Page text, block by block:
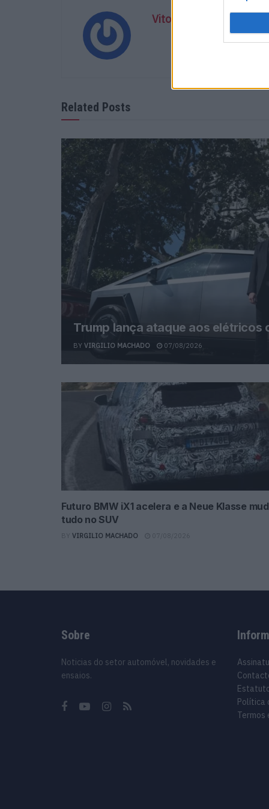
Vitor Mendes
Related Posts
Trump lança ataque aos elétricos
BY VIRGILIO MACHADO 07/08/2026
Futuro BMW iX1 acelera e a Neue Klasse
tudo no SUV
BY VIRGILIO MACHADO 07/08/2026
Sobre
Noticias do setor automóvel, novidades e
ensaios.
Política
Termos